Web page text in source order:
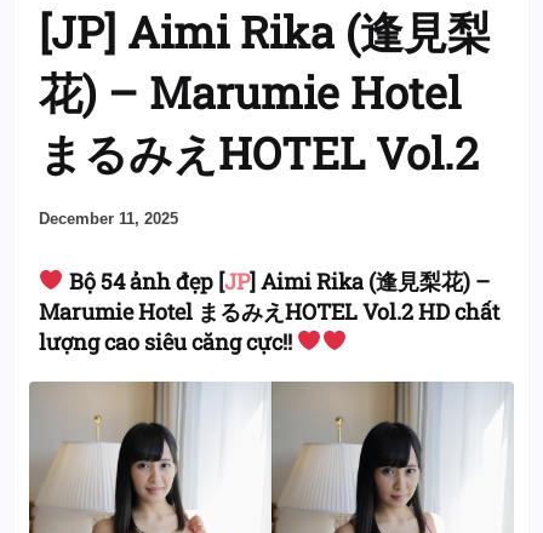
[JP] Aimi Rika (逢見梨
花) – Marumie Hotel
まるみえHOTEL Vol.2
December 11, 2025
Bộ 54 ảnh đẹp [JP] Aimi Rika (逢見梨花) –
Marumie Hotel まるみえHOTEL Vol.2 HD chất
lượng cao siêu căng cực!!